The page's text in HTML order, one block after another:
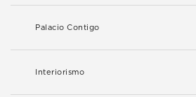
Palacio Contigo
Interiorismo